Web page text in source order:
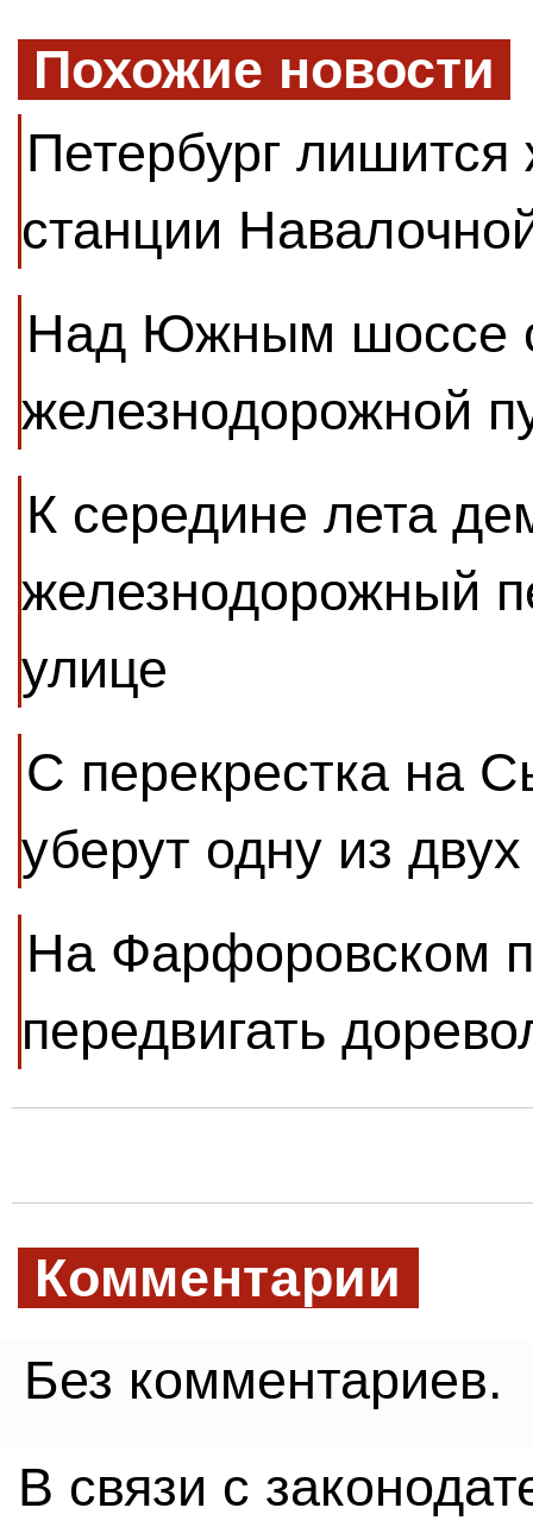
Похожие новости
Петербург
станции
Над Южным шоссе
железнодорожной
К середине лета
железнодорожный
улице
С перекрестка на
уберут одну из
На Фарфоровском
передвигать
Комментарии
Без комментариев.
В связи с